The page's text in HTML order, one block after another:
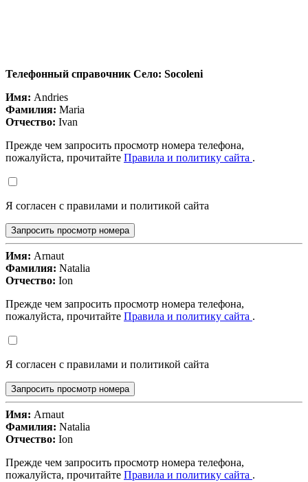
Телефонный справочник Село: Socoleni
Имя: Andries
Фамилия: Maria
Отчество: Ivan
Прежде чем запросить просмотр номера телефона,
пожалуйста, прочитайте Правила и политику сайта .
Я согласен с правилами и политикой сайта
Запросить просмотр номера
Имя: Arnaut
Фамилия: Natalia
Отчество: Ion
Прежде чем запросить просмотр номера телефона,
пожалуйста, прочитайте Правила и политику сайта .
Я согласен с правилами и политикой сайта
Запросить просмотр номера
Имя: Arnaut
Фамилия: Natalia
Отчество: Ion
Прежде чем запросить просмотр номера телефона,
пожалуйста, прочитайте Правила и политику сайта .